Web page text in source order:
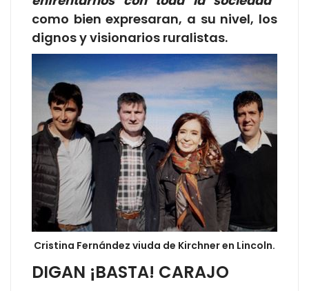
como bien expresaran, a su nivel, los
dignos y visionarios ruralistas.
Cristina Fernández viuda de Kirchner en Lincoln.
DIGAN ¡BASTA! CARAJO